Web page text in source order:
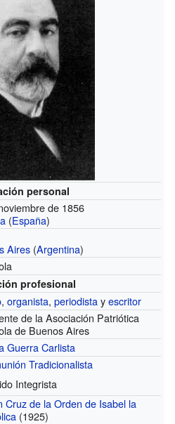
personal
de 1856
(España)
Aires (Argentina)
profesional
,organista,periodistayescritor
de la Asociación Patriótica
de Buenos Aires
Guerra Carlista
Tradicionalista
Integrista
Cruz de la Orden de Isabel la
(1925)